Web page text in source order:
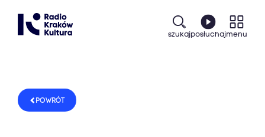
szukajposłuchajmenu
POWRÓT